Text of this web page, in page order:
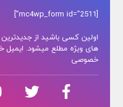
[mc4wp_form id="2511"]
اولین کسی باشید از
های ویژه مطلع میشود. ایمیل
خصوصی